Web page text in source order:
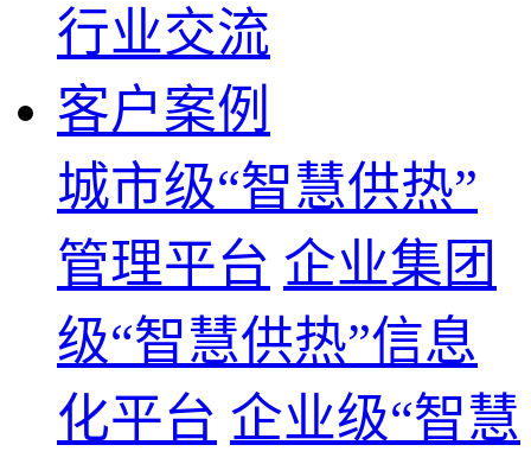
行业交流
客户案例
城市级“智慧供热”
管理平台 企业集团
级“智慧供热”信息
化平台 企业级“智慧